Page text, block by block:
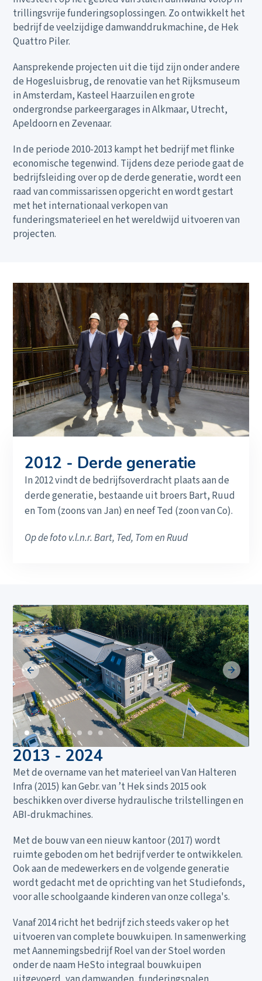
Ons aanbod
Actueel
Duurzaamheid
Contact
trillingsvrije funderingsoplossingen. Zo ontwikkelt het
bedrijf de veelzijdige damwanddrukmachine, de Hek
Quattro Piler.
Aansprekende projecten uit die tijd zijn onder andere
de Hogesluisbrug, de renovatie van het Rijksmuseum
in Amsterdam, Kasteel Haarzuilen en grote
ondergrondse parkeergarages in Alkmaar, Utrecht,
Apeldoorn en Zevenaar.
In de periode 2010-2013 kampt het bedrijf met flinke
economische tegenwind. Tijdens deze periode gaat de
bedrijfsleiding over op de derde generatie, wordt een
raad van commissarissen opgericht en wordt gestart
met het internationaal verkopen van
funderingsmaterieel en het wereldwijd uitvoeren van
projecten.
2012 - Derde generatie
In 2012 vindt de bedrijfsoverdracht plaats aan de
derde generatie, bestaande uit broers Bart, Ruud
en Tom (zoons van Jan) en neef Ted (zoon van Co).
Op de foto v.l.n.r. Bart, Ted, Tom en Ruud
2013 - 2024
Met de overname van het materieel van Van Halteren
Infra (2015) kan Gebr. van ’t Hek sinds 2015 ook
beschikken over diverse hydraulische trilstellingen en
ABI-drukmachines.
Met de bouw van een nieuw kantoor (2017) wordt
ruimte geboden om het bedrijf verder te ontwikkelen.
Ook aan de medewerkers en de volgende generatie
wordt gedacht met de oprichting van het Studiefonds,
voor alle schoolgaande kinderen van onze collega's.
Vanaf 2014 richt het bedrijf zich steeds vaker op het
uitvoeren van complete bouwkuipen. In samenwerking
met Aannemingsbedrijf Roel van der Stoel worden
onder de naam HeSto integraal bouwkuipen